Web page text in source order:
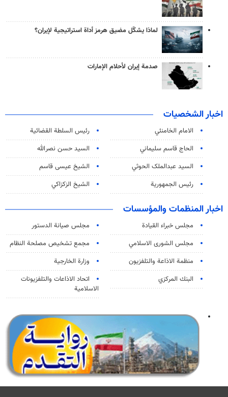
لماذا يشكّل مضيق هرمز أداة استراتيجية لإيران؟
صدمة إيران لأحلام الإمارات
اخبار الشخصيات
الامام الخامنئي
رئیس السلطة القضائیة
الحاج قاسم سليماني
السيد حسن نصرالله
السید عبدالملک الحوثي
الشيخ عيسى قاسم
رئيس الجمهورية
الشيخ الزكزاكي
اخبار المنظمات والمؤسسات
مجلس خبراء القيادة
مجلس صيانة الدستور
مجلس الشورى الاسلامي
مجمع تشخيص مصلحة النظام
منظمة الاذاعة والتلفزیون
وزارة الخارجية
البنك المركزي
اتحاد الاذاعات والتلفزيونات
الاسلامية